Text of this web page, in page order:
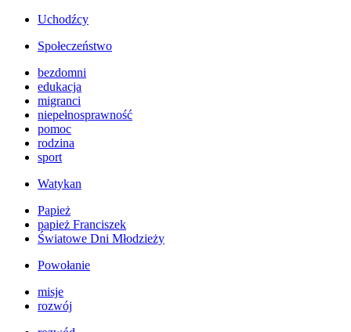
Uchodźcy
Społeczeństwo
bezdomni
edukacja
migranci
niepełnosprawność
pomoc
rodzina
sport
Watykan
Papież
papież Franciszek
Światowe Dni Młodzieży
Powołanie
misje
rozwój